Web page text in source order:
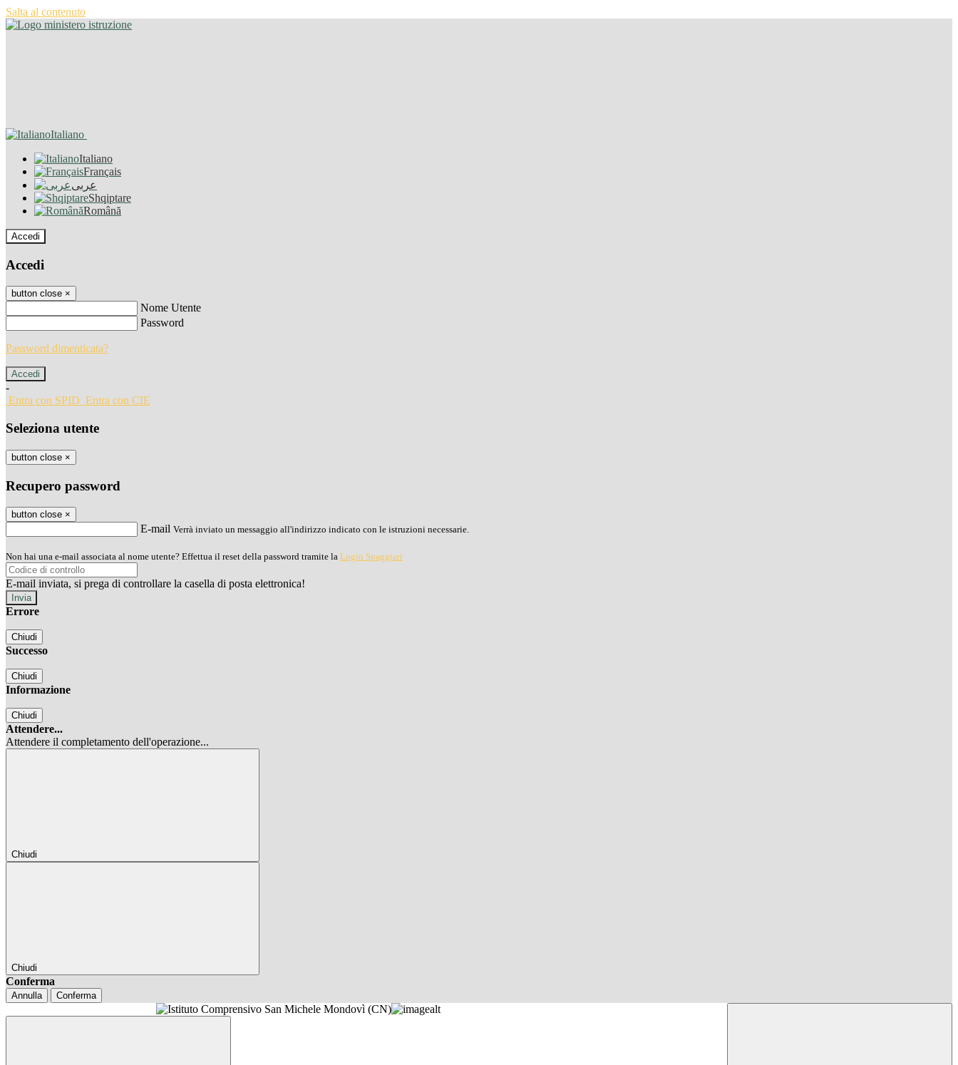
Salta al contenuto
Italiano
Italiano
Français
عربى
Shqiptare
Română
Accedi
Accedi
button close ×
Nome Utente
Password
Password dimenticata?
-
Entra con SPID Entra con CIE
Seleziona utente
button close ×
Recupero password
button close ×
E-mail Verrà inviato un messaggio all'indirizzo indicato con le istruzioni necessarie.
Non hai una e-mail associata al nome utente? Effettua il reset della password tramite la Login Spaggiari
E-mail inviata, si prega di controllare la casella di posta elettronica!
Errore
Chiudi
Successo
Chiudi
Informazione
Chiudi
Attendere...
Attendere il completamento dell'operazione...
Chiudi
Chiudi
Conferma
Annulla Conferma